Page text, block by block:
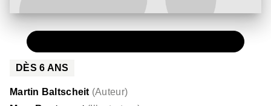
DÈS6 ANS
Martin Baltscheit (Auteur)